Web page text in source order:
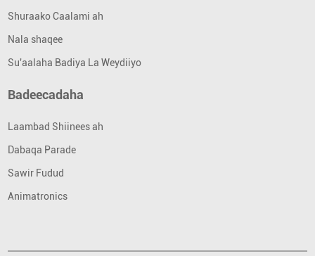
Shuraako Caalami ah
Nala shaqee
Su'aalaha Badiya La Weydiiyo
Badeecadaha
Laambad Shiinees ah
Dabaqa Parade
Sawir Fudud
Animatronics